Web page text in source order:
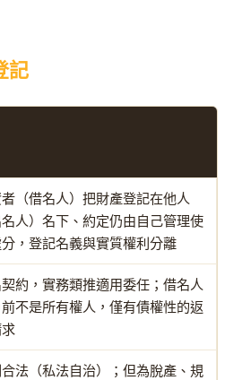
記
（借名人）把財產登記在他人
名人）名下、約定仍由自己管理使
，登記名義與實質權利分離
約，實務類推適用委任；借名人
不是所有權人，僅有債權性的返
法（私法自治）；但為脫產、規